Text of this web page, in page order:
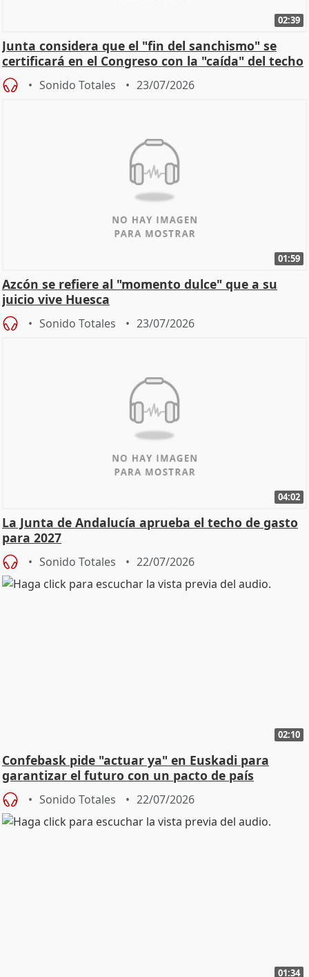
02:39
Junta considera que el "fin del sanchismo" se
certificará en el Congreso con la "caída" del techo
de
Sonido Totales 23/07/2026
01:59
Azcón se refiere al "momento dulce" que a su
juicio vive Huesca
Sonido Totales 23/07/2026
04:02
La Junta de Andalucía aprueba el techo de gasto
para 2027
Sonido Totales 22/07/2026
02:10
Confebask pide "actuar ya" en Euskadi para
garantizar el futuro con un pacto de país
Sonido Totales 22/07/2026
01:34